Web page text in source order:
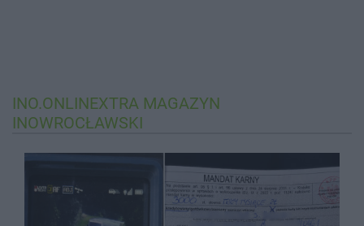
INO.ONLINEXTRA MAGAZYN
INOWROCŁAWSKI